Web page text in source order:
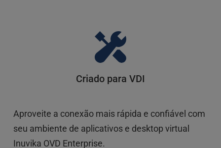
Criado para VDI
Aproveite a conexão mais rápida e confiável com
seu ambiente de aplicativos e desktop virtual
Inuvika OVD Enterprise.